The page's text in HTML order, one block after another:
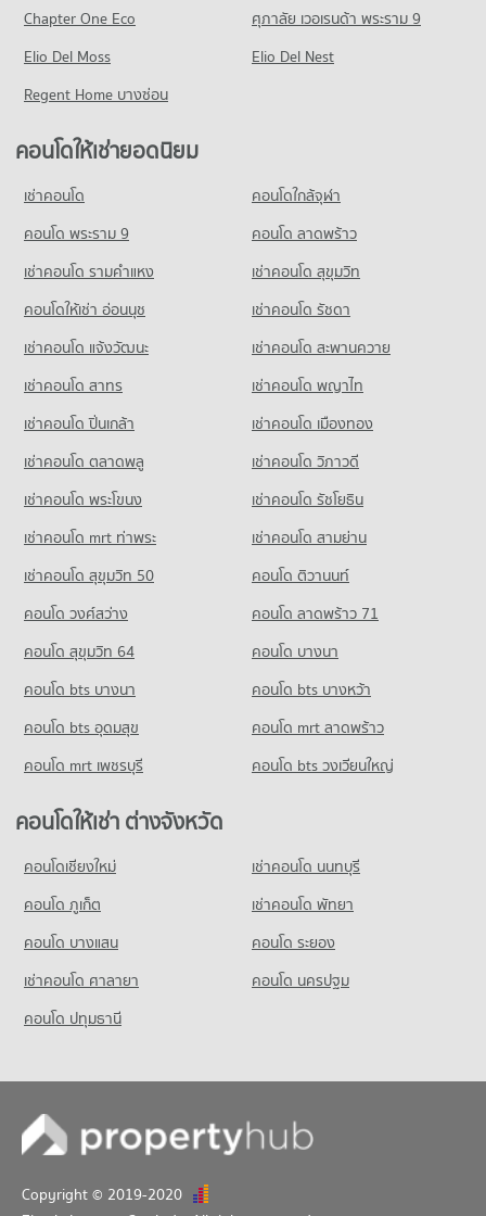
มีคอนโดขาย 86 ประกาศ
คอนโด ตลาดสตาร์ ระยอง
คอนโดให้เช่า ตลาดสตาร์ ระยอง
มีคอนโดให้เช่า 46 ประกาศ
มีคอนโดขาย 85 ประกาศ
คอนโด ตลาดสตาร์ไนท์บาซ่าร์ ระยอง
49 โครงการ
คอนโดให้เช่า ตลาดสตาร์ไนท์บาซ่าร์ ระยอง
มีคอนโดให้เช่า 46 ประกาศ
ขายคอนโด ตลาดสตาร์ไนท์บาซ่าร์ ระยอง
มีคอนโดขาย 85 ประกาศ
คอนโด ตลาดสายล่าง ระยอง
คอนโดให้เช่า ตลาดสายล่าง ระยอง
มีคอนโดให้เช่า 40 ประกาศ
ขายคอนโด ตลาดสายล่าง ระยอง
มีคอนโดขาย 81 ประกาศ
50 โครงการ
คอนโดให้เช่า เทสโก้โลตัส ระยอง
ขายคอนโด เทสโก้โลตัส ระยอง
มีคอนโดขาย 90 ประกาศ
คอนโด บิ๊กซี ระยอง
45 โครงการ
คอนโดให้เช่า บิ๊กซี ระยอง
ขายคอนโด บิ๊กซี ระยอง
มีคอนโดขาย 72 ประกาศ
มีคอนโดให้เช่า 48 ประกาศ
ขายคอนโด ที่ว่าการอำเภอเมืองระยอง
มีคอนโดขาย 85 ประกาศ
คอนโด สำนักงานที่ดินจังหวัดระยอง
29 โครงการ
คอนโดให้เช่า สำนักงานที่ดินจังหวัดระยอง
มีคอนโดให้เช่า 9 ประกาศ
ขายคอนโด สำนักงานที่ดินจังหวัดระยอง
มีคอนโดขาย 49 ประกาศ
Chapter One Eco
ศุภาลัย เวอเรนด้า พระราม 9
Elio Del Moss
Elio Del Nest
Regent Home บางซ่อน
คอนโดให้เช่ายอดนิยม
เช่าคอนโด
คอนโดใกล้จุฬา
คอนโด พระราม 9
คอนโด ลาดพร้าว
เช่าคอนโด รามคําแหง
เช่าคอนโด สุขุมวิท
คอนโดให้เช่า อ่อนนุช
เช่าคอนโด รัชดา
เช่าคอนโด แจ้งวัฒนะ
เช่าคอนโด สะพานควาย
เช่าคอนโด สาทร
เช่าคอนโด พญาไท
เช่าคอนโด ปิ่นเกล้า
เช่าคอนโด เมืองทอง
เช่าคอนโด ตลาดพลู
เช่าคอนโด วิภาวดี
เช่าคอนโด พระโขนง
เช่าคอนโด รัชโยธิน
เช่าคอนโด mrt ท่าพระ
เช่าคอนโด สามย่าน
เช่าคอนโด สุขุมวิท 50
คอนโด ติวานนท์
คอนโด วงศ์สว่าง
คอนโด ลาดพร้าว 71
คอนโด สุขุมวิท 64
คอนโด บางนา
คอนโด bts บางนา
คอนโด bts บางหว้า
คอนโด bts อุดมสุข
คอนโด mrt ลาดพร้าว
คอนโด mrt เพชรบุรี
คอนโด bts วงเวียนใหญ่
คอนโดให้เช่า ต่างจังหวัด
คอนโดเชียงใหม่
เช่าคอนโด นนทบุรี
คอนโด ภูเก็ต
เช่าคอนโด พัทยา
คอนโด บางแสน
คอนโด ระยอง
เช่าคอนโด ศาลายา
คอนโด นครปฐม
คอนโด ปทุมธานี
Copyright © 2019-2020